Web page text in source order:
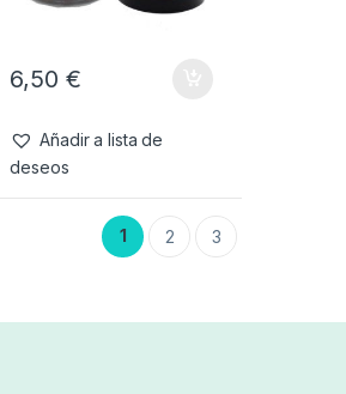
6,50 €
Añadir a lista de
deseos
1 2 3